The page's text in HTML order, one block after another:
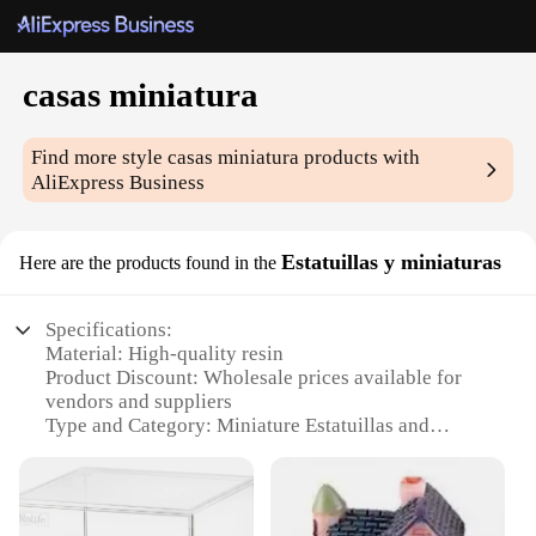
casas miniatura
Find more stylecasas miniatura products with
AliExpress Business
Here are the products found in the Estatuillas y miniaturas
Specifications:
Material: High-quality resin
Product Discount: Wholesale prices available for
vendors and suppliers
Type and Category: Miniature Estatuillas and
Design and Style: Exquisite craftsmanship with
Usage and Purpose: Ideal for collectors, hobbyists,